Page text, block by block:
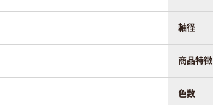
軸径
商品特徴
色数